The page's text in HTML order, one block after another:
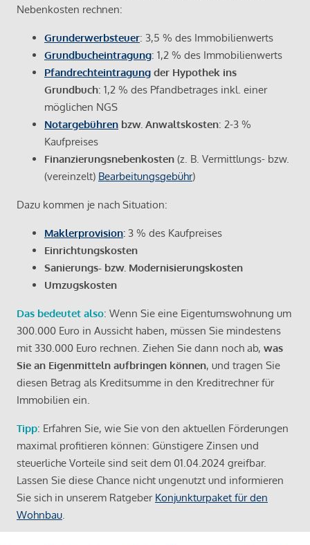
Nebenkosten rechnen:
Grunderwerbsteuer: 3,5 % des Immobilienwerts
Grundbucheintragung: 1,2 % des Immobilienwerts
Pfandrechteintragung der Hypothek ins
Grundbuch: 1,2 % des Pfandbetrages inkl. einer
möglichen NGS
Notargebühren bzw. Anwaltskosten: 2-3 %
Kaufpreises
Finanzierungsnebenkosten (z. B. Vermittlungs- bzw.
(vereinzelt) Bearbeitungsgebühr)
Dazu kommen je nach Situation:
Maklerprovision: 3 % des Kaufpreises
Einrichtungskosten
Sanierungs- bzw. Modernisierungskosten
Umzugskosten
Das bedeutet also: Wenn Sie eine Eigentumswohnung um
300.000 Euro in Aussicht haben, müssen Sie mindestens
mit 330.000 Euro rechnen. Ziehen Sie dann noch ab, was
Sie an Eigenmitteln aufbringen können, und tragen Sie
diesen Betrag als Kreditsumme in den Kreditrechner für
Immobilien ein.
Tipp: Erfahren Sie, wie Sie von den aktuellen Förderungen
maximal profitieren können: Günstigere Zinsen und
steuerliche Vorteile sind seit dem 01.04.2024 greifbar.
Lassen Sie diese Chance nicht ungenutzt und informieren
Sie sich in unserem Ratgeber Konjunkturpaket für den
Wohnbau.